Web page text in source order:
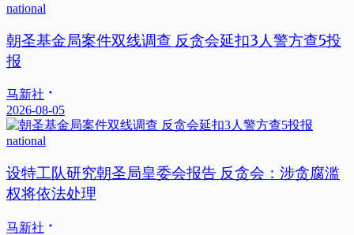
national
朝圣基金局案件双线调查 反贪会延扣3人警方查5投
报
马新社
2026-08-05
national
设特工队研究朝圣局皇委会报告 反贪会：涉贪腐滥
权将依法处理
马新社